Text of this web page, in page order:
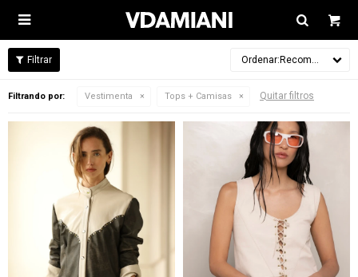

Recomendados
Filtrando por: Vestimenta Tops + Camisas Quitar filtros